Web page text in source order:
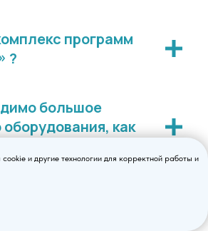
программ
?
большое
как
с регионами?
и другие технологии для корректной работы и